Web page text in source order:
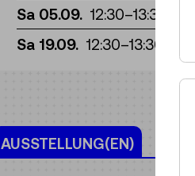
Sa 05.09. 12:30–13:30
Sa 19.09. 12:30–13:30
AUSSTELLUNG(EN)